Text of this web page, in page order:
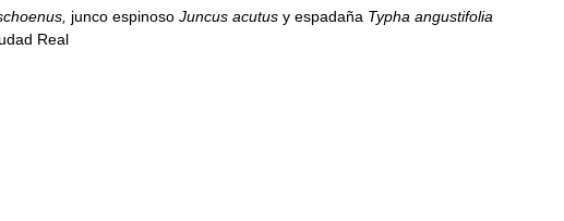
junco espinoso Juncus acutus y espadaña Typha angustifolia
Real